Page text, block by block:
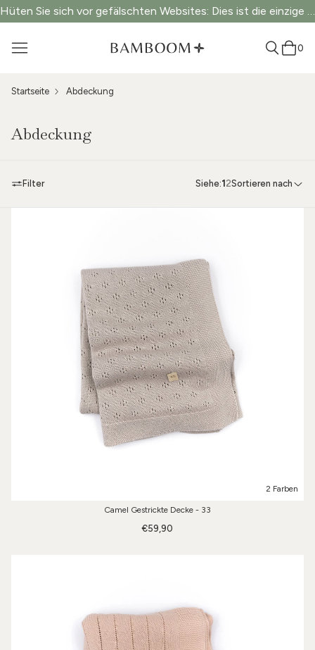
Hüten Sie sich vor gefälschten Websites: Dies ist die einzige offizielle Website.
0
Startseite Abdeckung
Abdeckung
Filter Siehe:1 2Sortieren nach
2 Farben
Camel Gestrickte Decke - 33
€59,90